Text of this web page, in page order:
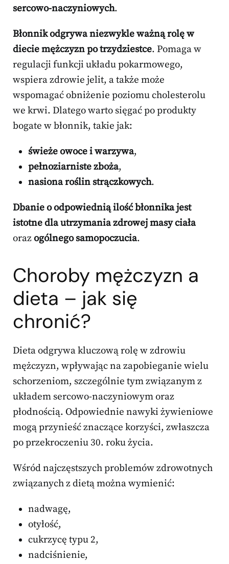
sercowo-naczyniowych.
Błonnik odgrywa niezwykle ważną rolę w
diecie mężczyzn po trzydziestce. Pomaga w
regulacji funkcji układu pokarmowego,
wspiera zdrowie jelit, a także może
wspomagać obniżenie poziomu cholesterolu
we krwi. Dlatego warto sięgać po produkty
bogate w błonnik, takie jak:
świeże owoce i warzywa,
pełnoziarniste zboża,
nasiona roślin strączkowych.
Dbanie o odpowiednią ilość błonnika jest
istotne dla utrzymania zdrowej masy ciała
orazogólnego samopoczucia.
Choroby mężczyzn a
dieta – jak się
chronić?
Dieta odgrywa kluczową rolę w zdrowiu
mężczyzn, wpływając na zapobieganie wielu
schorzeniom, szczególnie tym związanym z
układem sercowo-naczyniowym oraz
płodnością. Odpowiednie nawyki żywieniowe
mogą przynieść znaczące korzyści, zwłaszcza
po przekroczeniu 30. roku życia.
Wśród najczęstszych problemów zdrowotnych
związanych z dietą można wymienić:
nadwagę,
otyłość,
cukrzycę typu 2,
nadciśnienie,